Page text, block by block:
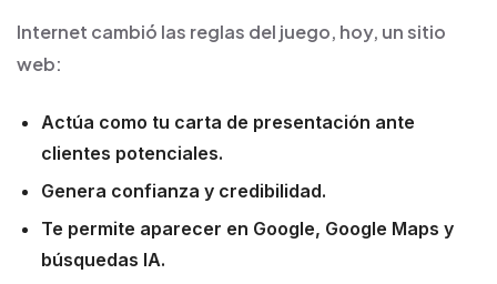
Internet cambió las reglas del juego, hoy, un sitio
web:
Actúa como tu carta de presentación ante
clientes potenciales.
Genera confianza y credibilidad.
Te permite aparecer en Google, Google Maps y
búsquedas IA.